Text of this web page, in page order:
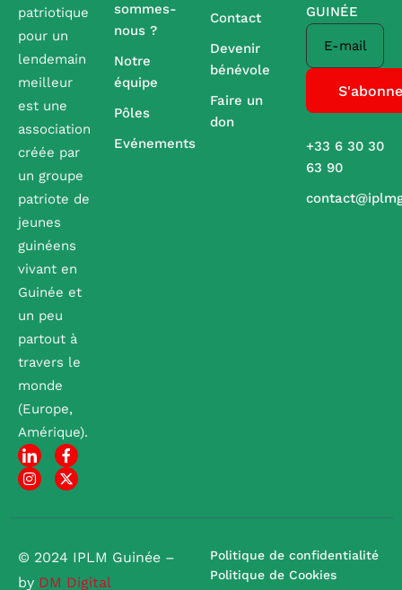
patriotique
pour un
lendemain
meilleur
est une
association
créée par
un groupe
patriote de
jeunes
guinéens
vivant en
Guinée et
un peu
partout à
travers le
monde
(Europe,
Amérique).
sommes-
nous ?
Notre
équipe
Pôles
Evénements
Contact
Devenir
bénévole
Faire un
don
GUINÉE
E-mail
+33 6 30 30
63 90
© 2024 IPLM Guinée –
by DM Digital
Politique de confidentialité
Politique de Cookies